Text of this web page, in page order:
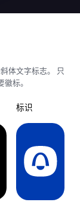
体文字标志。 只
标。
标识